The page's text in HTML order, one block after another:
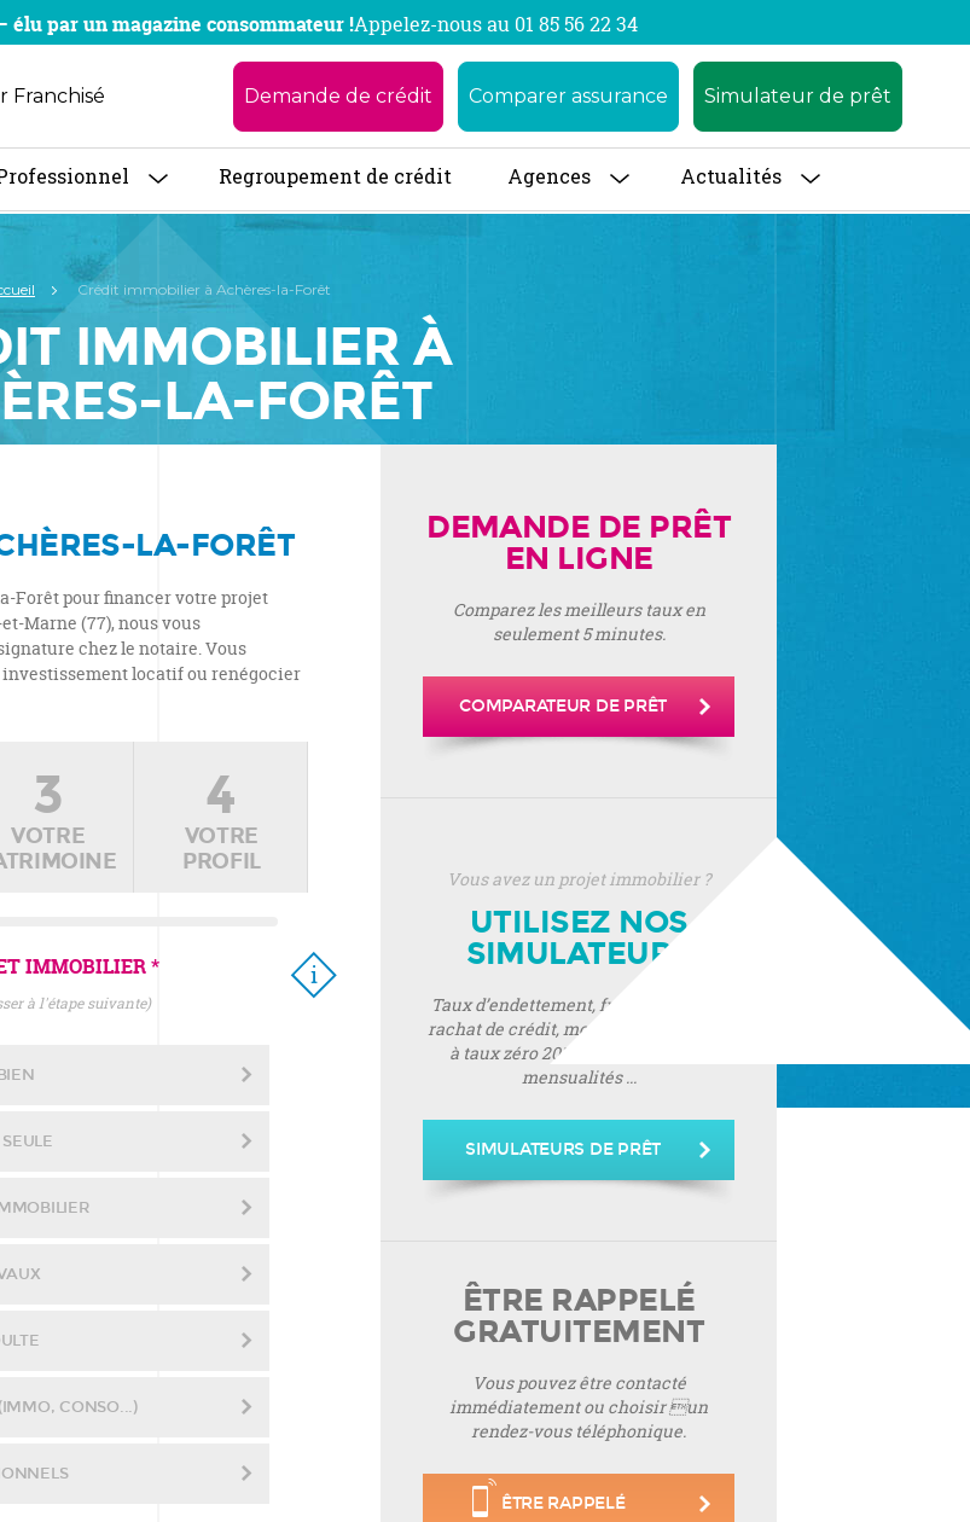
élu par un magazine consommateur !Appelez-nous au 01 85 56 22 34
Franchisé Demande de crédit Comparer assurance Simulateur de prêt
Regroupement de crédit Agences Actualités
Crédit immobilier à Achères-la-Forêt
IMMOBILIER À
LA-FORÊT
LA-FORÊT
Forêt pour financer votre projet
Marne (77), nous vous
chez le notaire. Vous
locatif ou renégocier
3
VOTRE
4
VOTRE
PROFIL
IMMOBILIER *
à l'étape suivante)
CONSO...)
DEMANDE DE PRÊT
EN LIGNE
Comparez les meilleurs taux en
seulement 5 minutes.
COMPARATEUR DE PRÊT
Vous avez un projet immobilier ?
UTILISEZ NOS
SIMULATEURS
Taux d’endettement, frais de notaire,
rachat de crédit, montant de prêt, prêt
à taux zéro 2019, montant de vos
mensualités ...
SIMULATEURS DE PRÊT
ÊTRE RAPPELÉ
GRATUITEMENT
Vous pouvez être contacté
immédiatement ou choisir un
rendez-vous téléphonique.
ÊTRE RAPPELÉ